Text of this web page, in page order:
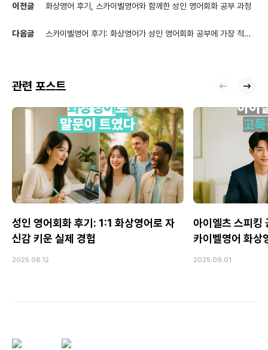
이전글 화상영어 후기, 스카이벨영어와 함께한 성인 영어회화 공부 과정
다음글
스카이벨영어 후기: 화상영어가 성인 영어회화 공부에 가장 적합
관련 포스트
성인 영어회화 후기: 1:1 화상영어로 자
신감 키운 실제 경험
2025.08.12
아이엘츠 스피킹
카이벨영어 화상
2025.09.01